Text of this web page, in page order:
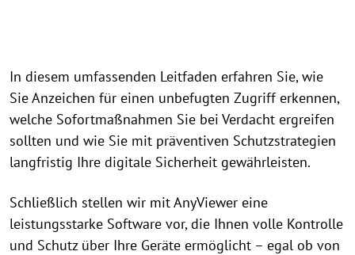
In diesem umfassenden Leitfaden erfahren Sie, wie
Sie Anzeichen für einen unbefugten Zugriff erkennen,
welche Sofortmaßnahmen Sie bei Verdacht ergreifen
sollten und wie Sie mit präventiven Schutzstrategien
langfristig Ihre digitale Sicherheit gewährleisten.
Schließlich stellen wir mit AnyViewer eine
leistungsstarke Software vor, die Ihnen volle Kontrolle
und Schutz über Ihre Geräte ermöglicht – egal ob von